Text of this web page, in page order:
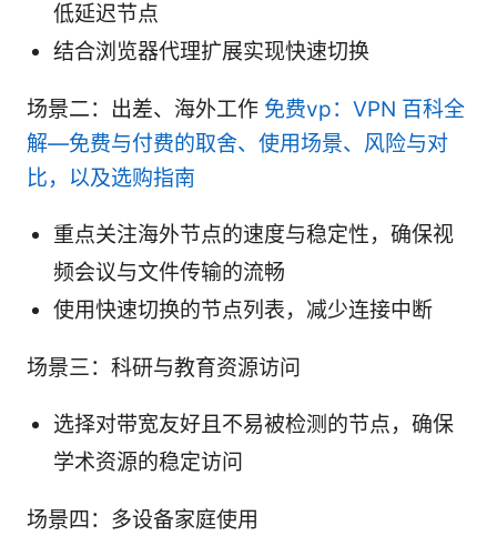
低延迟节点
结合浏览器代理扩展实现快速切换
场景二：出差、海外工作 免费vp：VPN 百科全
解—免费与付费的取舍、使用场景、风险与对
比，以及选购指南
重点关注海外节点的速度与稳定性，确保视
频会议与文件传输的流畅
使用快速切换的节点列表，减少连接中断
场景三：科研与教育资源访问
选择对带宽友好且不易被检测的节点，确保
学术资源的稳定访问
场景四：多设备家庭使用